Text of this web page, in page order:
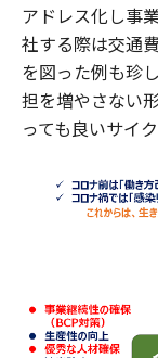
アドレス化し事
社する際は交通
を図った例も珍
担を増やさない
っても良いサイ